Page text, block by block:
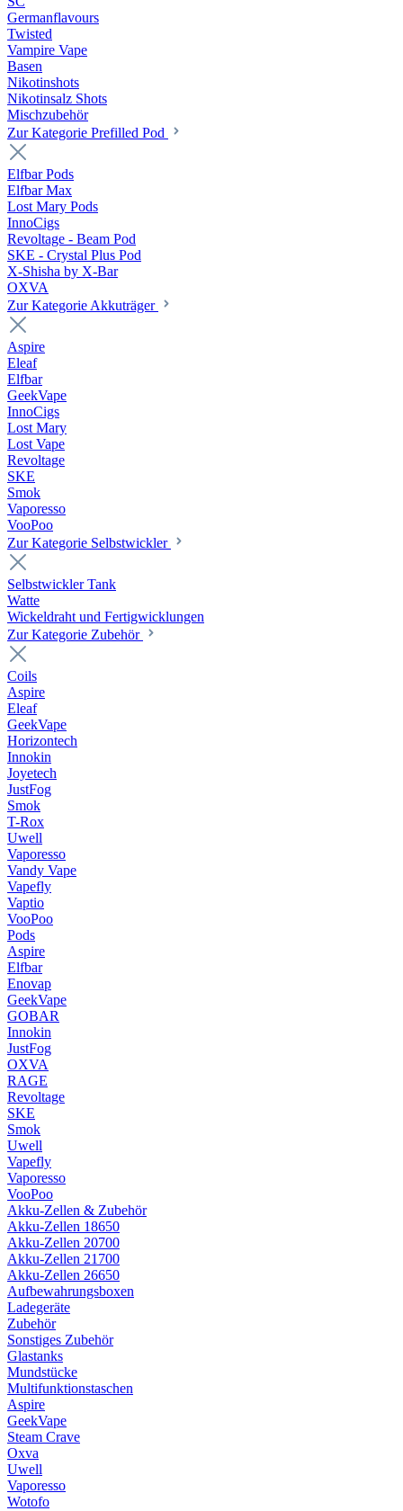
Germanflavours
Twisted
Vampire Vape
Basen
Nikotinshots
Nikotinsalz Shots
Mischzubehör
Zur Kategorie Prefilled Pod
Elfbar Pods
Elfbar Max
Lost Mary Pods
InnoCigs
Revoltage - Beam Pod
SKE - Crystal Plus Pod
X-Shisha by X-Bar
OXVA
Zur Kategorie Akkuträger
Aspire
Eleaf
Elfbar
GeekVape
InnoCigs
Lost Mary
Lost Vape
Revoltage
SKE
Smok
Vaporesso
VooPoo
Zur Kategorie Selbstwickler
Selbstwickler Tank
Watte
Wickeldraht und Fertigwicklungen
Zur Kategorie Zubehör
Coils
Aspire
Eleaf
GeekVape
Horizontech
Innokin
Joyetech
JustFog
Smok
T-Rox
Uwell
Vaporesso
Vandy Vape
Vapefly
Vaptio
VooPoo
Pods
Aspire
Elfbar
Enovap
GeekVape
GOBAR
Innokin
JustFog
OXVA
RAGE
Revoltage
SKE
Smok
Uwell
Vapefly
Vaporesso
VooPoo
Akku-Zellen & Zubehör
Akku-Zellen 18650
Akku-Zellen 20700
Akku-Zellen 21700
Akku-Zellen 26650
Aufbewahrungsboxen
Ladegeräte
Zubehör
Sonstiges Zubehör
Glastanks
Mundstücke
Multifunktionstaschen
Aspire
GeekVape
Steam Crave
Oxva
Uwell
Vaporesso
Wotofo